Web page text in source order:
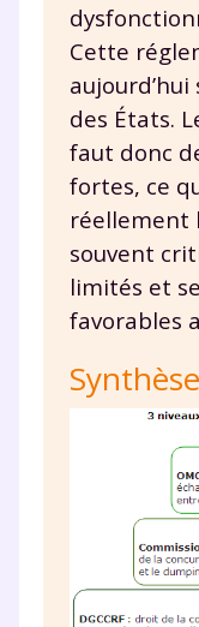
Cette
des États.
faut donc
fortes, ce
réellement
souvent
limités et
favorables
J’accepte
Votre adresse e-
vous envoyer
désinscrire à
désinscription
en savoir plus
personnelles et
consulternotre